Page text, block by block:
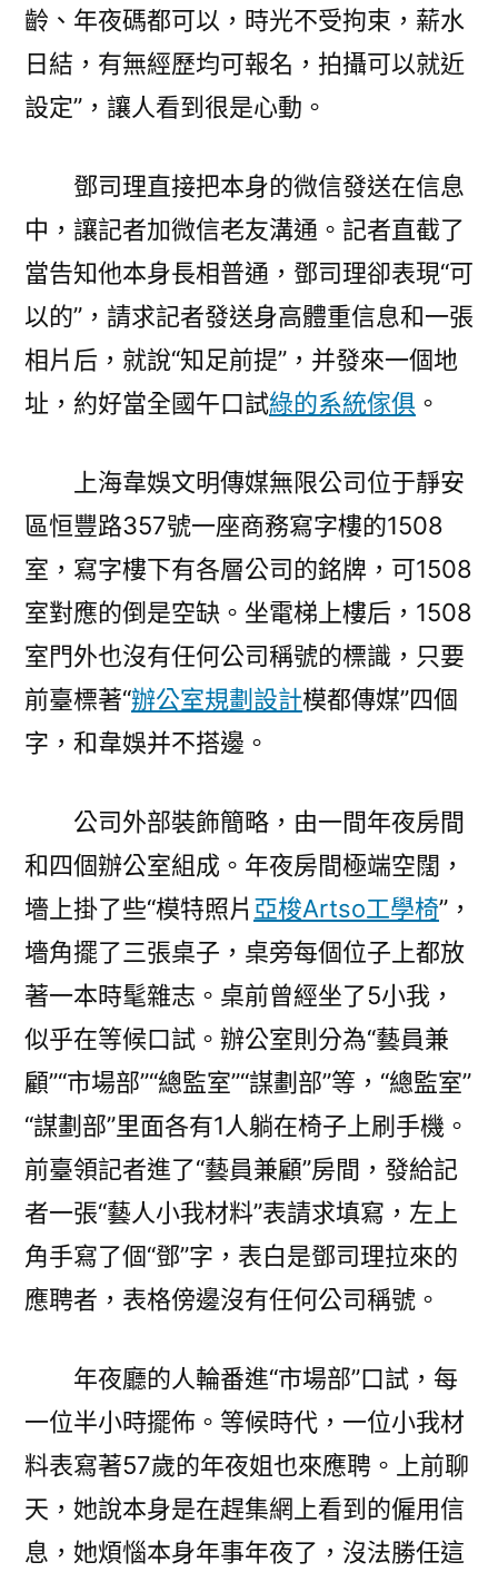
齡、年夜碼都可以，時光不受拘束，薪水
日結，有無經歷均可報名，拍攝可以就近
設定”，讓人看到很是心動。
鄧司理直接把本身的微信發送在信息
中，讓記者加微信老友溝通。記者直截了
當告知他本身長相普通，鄧司理卻表現“可
以的”，請求記者發送身高體重信息和一張
相片后，就說“知足前提”，并發來一個地
址，約好當全國午口試綠的系統傢俱 。
上海韋娛文明傳媒無限公司位于靜安
區恒豐路357號一座商務寫字樓的1508
室，寫字樓下有各層公司的銘牌，可1508
室對應的倒是空缺。坐電梯上樓后，1508
室門外也沒有任何公司稱號的標識，只要
前臺標著“辦公室規劃設計模都傳媒”四個
字，和韋娛并不搭邊。
公司外部裝飾簡略，由一間年夜房間
和四個辦公室組成。年夜房間極端空闊，
墻上掛了些“模特照片 亞梭Artso工學椅”，
墻角擺了三張桌子，桌旁每個位子上都放
著一本時髦雜志。桌前曾經坐了5小我，
似乎在等候口試。辦公室則分為“藝員兼
顧”“市場部”“總監室”“謀劃部”等，“總監室”
“謀劃部”里面各有1人躺在椅子上刷手機。
前臺領記者進了“藝員兼顧”房間，發給記
者一張“藝人小我材料”表請求填寫，左上
角手寫了個“鄧”字，表白是鄧司理拉來的
應聘者，表格傍邊沒有任何公司稱號。
年夜廳的人輪番進“市場部”口試，每
一位半小時擺佈。等候時代，一位小我材
料表寫著57歲的年夜姐也來應聘。上前聊
天，她說本身是在趕集網上看到的僱用信
息，她煩惱本身年事年夜了，沒法勝任這